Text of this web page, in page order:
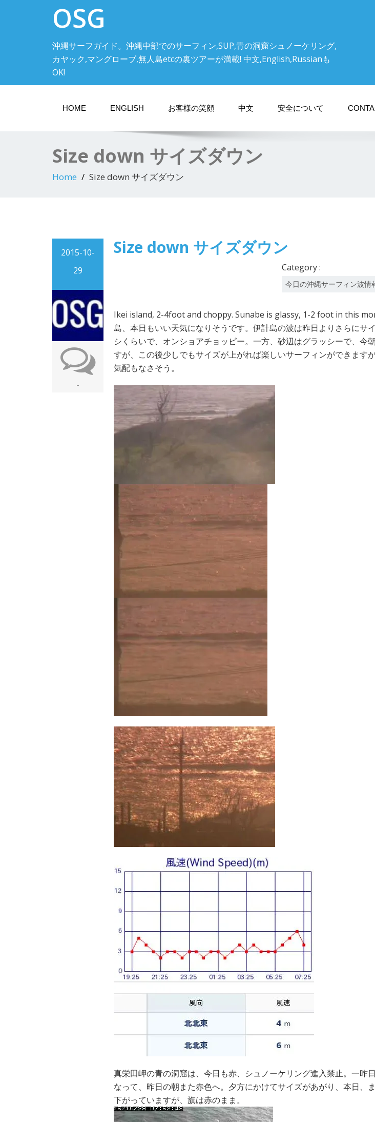
OSG
沖縄サーフガイド。沖縄中部でのサーフィン,SUP,青の洞窟シュノーケリング,
カヤック,マングローブ,無人島etcの裏ツアーが満載! 中文,English,Russianも
OK!
HOME ENGLISH お客様の笑顔 中文 安全について
Size down サイズダウン
Home Size down サイズダウン
2015-10-
29
-
Size down サイズダウン
Category :
今日の沖縄サーフィン波情
Ikei island, 2-4foot and choppy. Sunabe is glassy, 1-2 foot in this
島、本日もいい天気になりそうです。伊計島の波は昨日よりさらにサ
シくらいで、オンショアチョッピー。一方、砂辺はグラッシーで、今
すが、この後少しでもサイズが上がれば楽しいサーフィンができます
気配もなさそう。
真栄田岬の青の洞窟は、今日も赤、シュノーケリング進入禁止。一昨
なって、昨日の朝また赤色へ。夕方にかけてサイズがあがり、本日、
下がっていますが、旗は赤のまま。